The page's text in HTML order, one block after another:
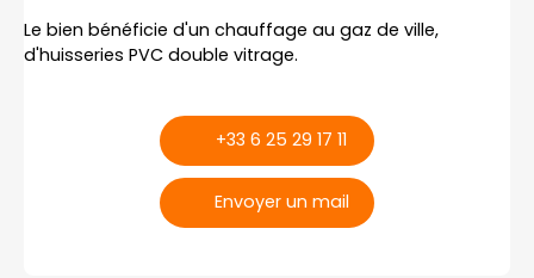
Le bien bénéficie d'un chauffage au gaz de ville,
d'huisseries PVC double vitrage.
+33 6 25 29 17 11
Envoyer un mail